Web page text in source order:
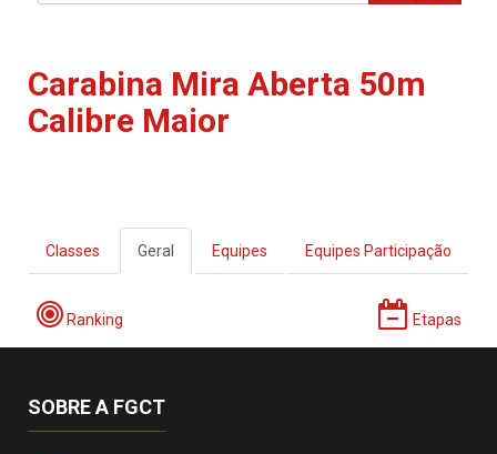
Carabina Mira Aberta 50m
Calibre Maior
Classes Geral Equipes Equipes Participação
Ranking Etapas
SOBRE A FGCT